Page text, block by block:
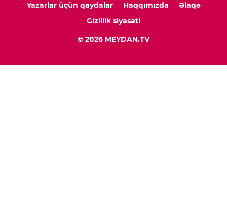
Yazarlar üçün qaydalar
Haqqımızda
Əlaqə
Gizlilik siyasəti
© 2026 MEYDAN.TV